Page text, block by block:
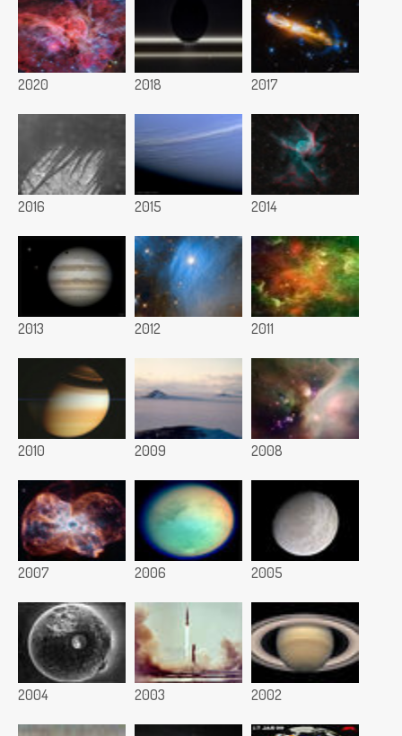
2020 2018 2017
2016 2015 2014
2013 2012 2011
2010 2009 2008
2007 2006 2005
2004 2003 2002